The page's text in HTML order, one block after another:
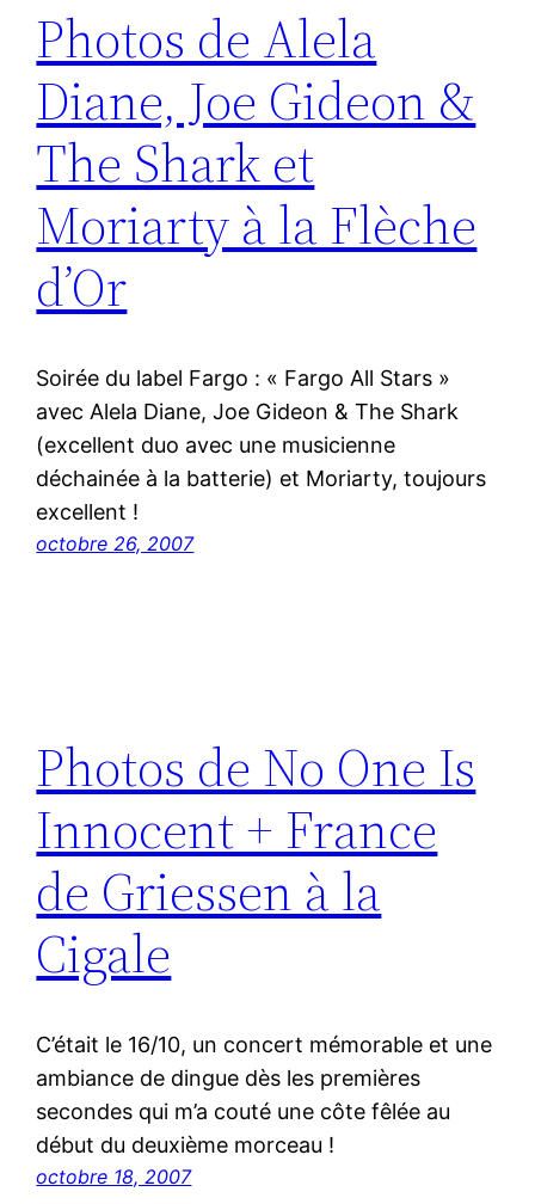
Photos de Alela
Diane, Joe Gideon &
The Shark et
Moriarty à la Flèche
d’Or
Soirée du label Fargo : « Fargo All Stars »
avec Alela Diane, Joe Gideon & The Shark
(excellent duo avec une musicienne
déchainée à la batterie) et Moriarty, toujours
excellent !
octobre 26, 2007
Photos de No One Is
Innocent + France
de Griessen à la
Cigale
C’était le 16/10, un concert mémorable et une
ambiance de dingue dès les premières
secondes qui m’a couté une côte fêlée au
début du deuxième morceau !
octobre 18, 2007